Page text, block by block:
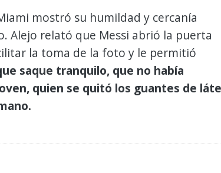
mostró su humildad y cercanía
Alejo relató que Messi abrió la puerta
la toma de la foto y le permitió
saque tranquilo, que no había
quien se quitó los guantes de